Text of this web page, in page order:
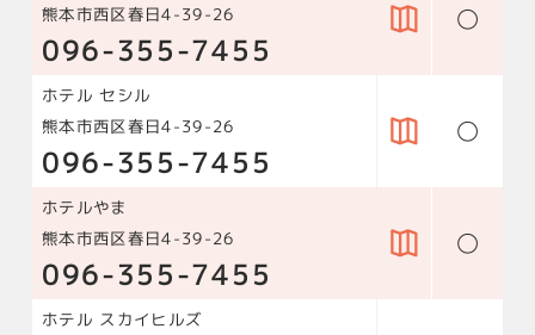
熊本市西区春日4-39-26
096-355-7455
○
ホテル セシル
熊本市西区春日4-39-26
096-355-7455
○
ホテルやま
熊本市西区春日4-39-26
096-355-7455
○
ホテル スカイヒルズ